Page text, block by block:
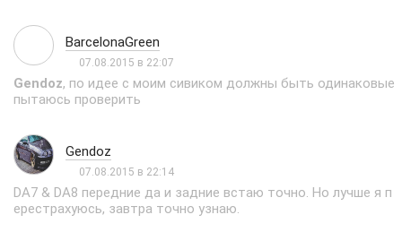
BarcelonaGreen
07.08.2015 в 22:07
Gendoz, по идее с моим сивиком должны быть одинаковые
пытаюсь проверить
Gendoz
07.08.2015 в 22:14
DA7 & DA8 передние да и задние встаю точно. Но лучше я п
ерестрахуюсь, завтра точно узнаю.